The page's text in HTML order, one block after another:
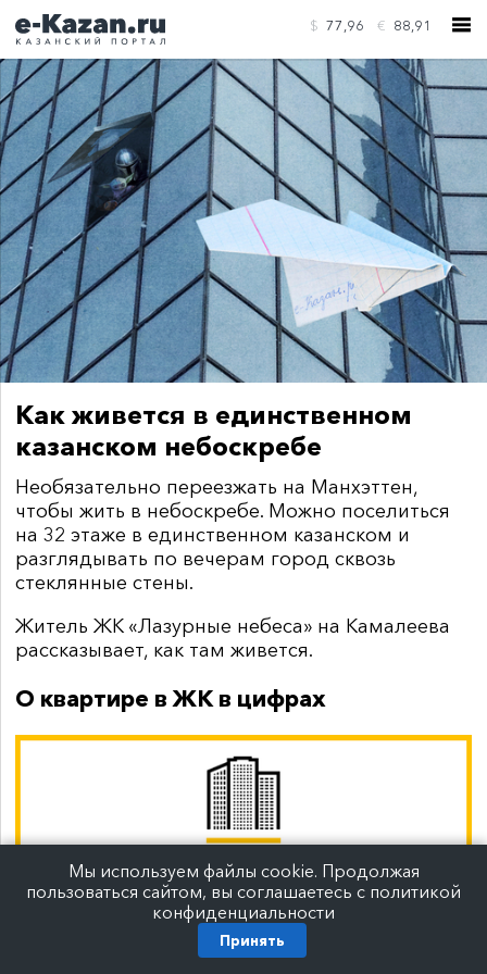
$ 77,96 € 88,91
КОНТАКТЫ
Как живется в единственном
казанском небоскребе
Необязательно переезжать на Манхэттен,
чтобы жить в небоскребе. Можно поселиться
на 32 этаже в единственном казанском и
разглядывать по вечерам город сквозь
стеклянные стены.
Житель ЖК «Лазурные небеса» на Камалеева
рассказывает, как там живется.
О квартире в ЖК в цифрах
Мы используем файлы cookie. Продолжая
пользоваться сайтом, вы соглашаетесь с политикой
конфиденциальности
Принять